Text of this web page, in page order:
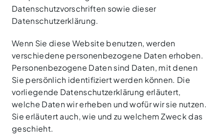
Datenschutzvorschriften sowie dieser
Datenschutzerklärung.
Wenn Sie diese Website benutzen, werden
verschiedene personenbezogene Daten erhoben.
Personenbezogene Daten sind Daten, mit denen
Sie persönlich identifiziert werden können. Die
vorliegende Datenschutzerklärung erläutert,
welche Daten wir erheben und wofür wir sie nutzen.
Sie erläutert auch, wie und zu welchem Zweck das
geschieht.